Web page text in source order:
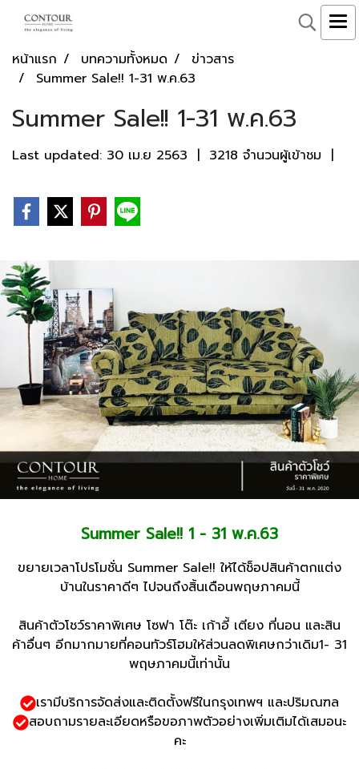
หน้าแรก บทความทั้งหมด
ข่าวสาร
Summer Sale!! 1-31 พ.ค.63
Summer Sale!! 1-31 พ.ค.63
Last updated: 30 เม.ย 2563 | 3218 จำนวนผู้เข้าชม |
Summer Sale!! 1 - 31 พ.ค.63
ขยายเวลาโปรโมชั่น Summer Sale!! ให้ได้ช็อปสินค้าตกแต่ง
บ้านในราคาดีๆ ไปจนถึงสิ้นเดือนพฤษภาคมนี้
สินค้าตัวโชว์ราคาพิเศษ โซฟา โต๊ะ เก้าอี้ เตียง ที่นอน และสิน
ค้าอื่นๆ อีกมากมายที่คอนทัวร์โฮมให้ส่วนลดพิเศษกว่าเดิม1- 31
พฤษภาคมนี้เท่านั้น
เรามีบริการจัดส่งและติดตั้งฟรีในกรุงเทพฯ และปริมณฑล
สอบถามรายละเอียดหรือขอภาพตัวอย่างเพิ่มเติมได้เสมอนะ
คะ